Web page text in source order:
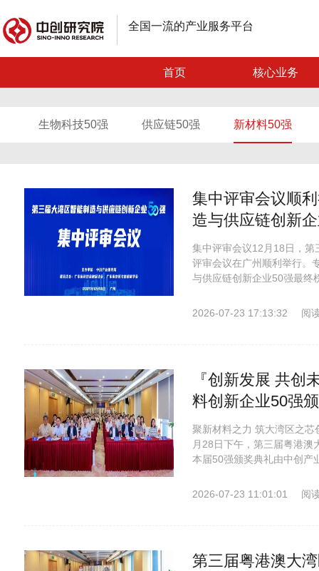
全国一流的产业服务平台
首页 核心业务
生物科技50强 供应链50强 新材料50强
集中评审会议顺
造与供应链创新
集中评审会议12月18日，
评审会议在广州顺利举行。
与供应链创新企业50强最终
2026-07-23 17:13:32 阅
『创新发展 共创
料创新企业50强
聚新材料之力 筑大湾区之
月28日下午，第三届粤港
本届50强颁奖典礼由中创产
2026-07-23 11:01:01 阅
第三届粤港澳大